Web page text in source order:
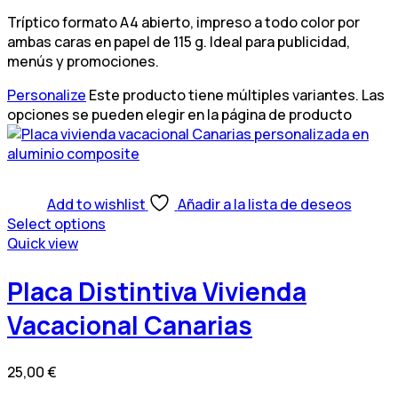
Tríptico formato A4 abierto, impreso a todo color por
ambas caras en papel de 115 g. Ideal para publicidad,
menús y promociones.
Personalize Este producto tiene múltiples variantes. Las
opciones se pueden elegir en la página de producto
Add to wishlist
Añadir a la lista de deseos
Select options
Quick view
Placa Distintiva Vivienda
Vacacional Canarias
25,00€